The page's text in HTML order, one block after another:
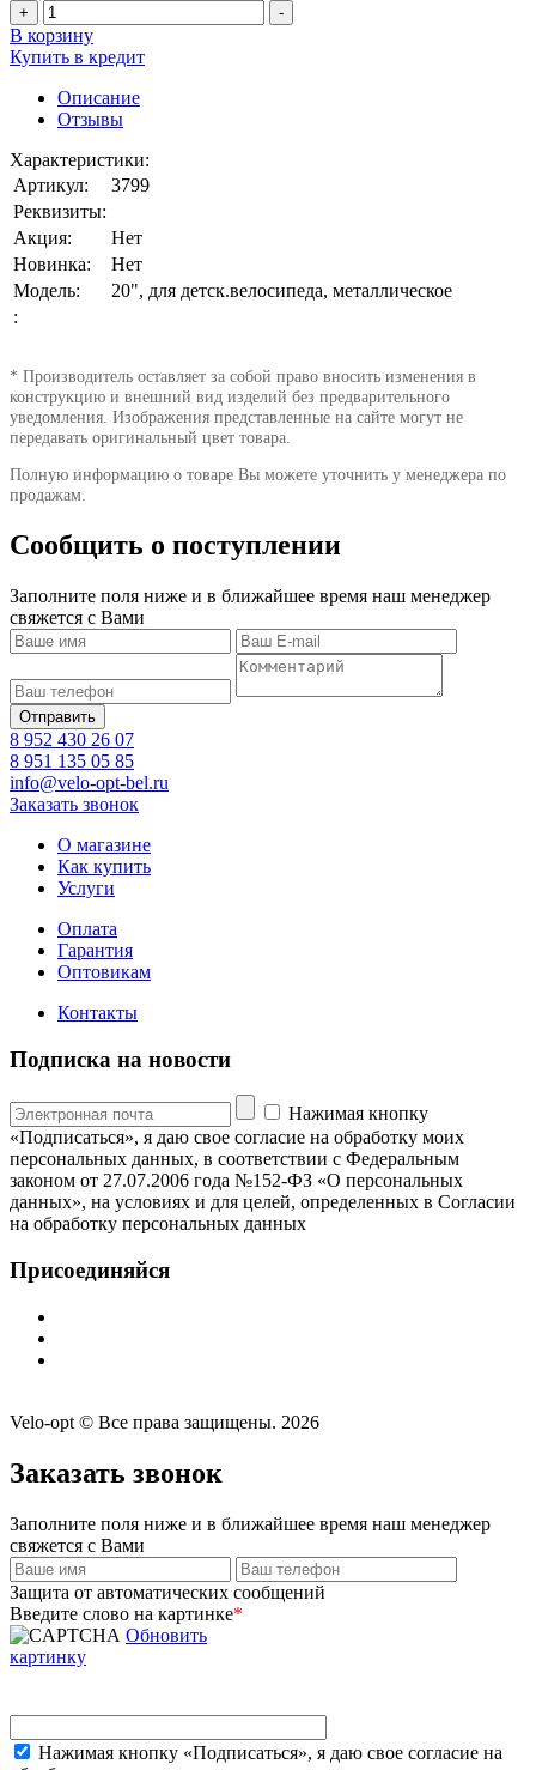
+ -
В корзину
Купить в кредит
Описание
Отзывы
Характеристики:
Артикул:
3799
Реквизиты:
Акция:
Нет
Новинка:
Нет
Модель:
20", для детск.велосипеда, металлическое
:
* Производитель оставляет за собой право вносить изменения в
конструкцию и внешний вид изделий без предварительного
уведомления. Изображения представленные на сайте могут не
передавать оригинальный цвет товара.
Полную информацию о товаре Вы можете уточнить у менеджера по
продажам.
Сообщить о поступлении
Заполните поля ниже и в ближайшее время наш менеджер
свяжется с Вами
8 952 430 26 07
8 951 135 05 85
info@velo-opt-bel.ru
Заказать звонок
О магазине
Как купить
Услуги
Оплата
Гарантия
Оптовикам
Контакты
Подписка на новости
Нажимая кнопку
«Подписаться», я даю свое согласие на обработку моих
персональных данных, в соответствии с Федеральным
законом от 27.07.2006 года №152-ФЗ «О персональных
данных», на условиях и для целей, определенных в Согласии
на обработку персональных данных
Присоединяйся
Velo-opt © Все права защищены. 2026
Заказать звонок
Заполните поля ниже и в ближайшее время наш менеджер
свяжется с Вами
Защита от автоматических сообщений
Введите слово на картинке*
Обновить
картинку
Нажимая кнопку «Подписаться», я даю свое согласие на